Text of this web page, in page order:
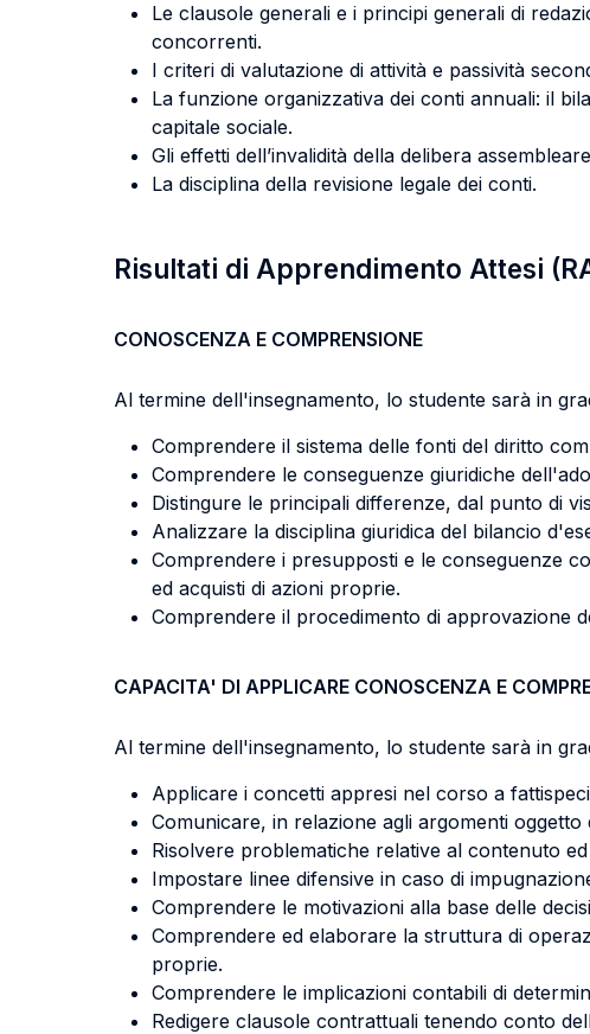
Le clausole generali e i principi generali di
concorrenti.
I criteri di valutazione di attività e passività
La funzione organizzativa dei conti annuali: il
capitale sociale.
Gli effetti dell’invalidità della delibera
La disciplina della revisione legale dei conti.
Risultati di Apprendimento Attesi
CONOSCENZA E COMPRENSIONE
Al termine dell'insegnamento, lo studente sarà in
Comprendere il sistema delle fonti del diritto
Comprendere le conseguenze giuridiche
Distingure le principali differenze, dal punto di
Analizzare la disciplina giuridica del bilancio
Comprendere i presupposti e le conseguenze
ed acquisti di azioni proprie.
Comprendere il procedimento di approvazione
CAPACITA' DI APPLICARE CONOSCENZA E
Al termine dell'insegnamento, lo studente sarà in
Applicare i concetti appresi nel corso a
Comunicare, in relazione agli argomenti
Risolvere problematiche relative al contenuto
Impostare linee difensive in caso di
Comprendere le motivazioni alla base delle
Comprendere ed elaborare la struttura di
proprie.
Comprendere le implicazioni contabili di
Redigere clausole contrattuali tenendo conto